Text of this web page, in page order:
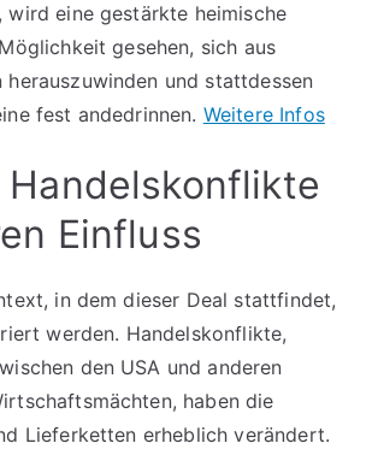
wird eine gestärkte heimische
gesehen, sich aus
herauszuwinden und stattdessen
fest andedrinnen. Weitere Infos
Handelskonflikte
Einfluss
in dem dieser Deal stattfindet,
werden. Handelskonflikte,
den USA und anderen
haben die
Lieferketten erheblich verändert.